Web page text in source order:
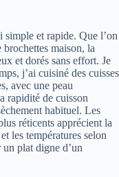
simple et rapide. Que l’on
maison, la
et dorés sans effort. Je
j’ai cuisiné des cuisses
avec une peau
rapidité de cuisson
habituel. Les
réticents apprécient la
les températures selon
plat digne d’un